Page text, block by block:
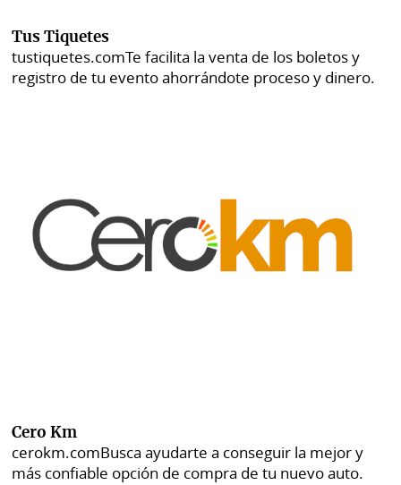
Tus Tiquetes
tustiquetes.comTe facilita la venta de los boletos y
registro de tu evento ahorrándote proceso y dinero.
Cero Km
cerokm.comBusca ayudarte a conseguir la mejor y
más confiable opción de compra de tu nuevo auto.